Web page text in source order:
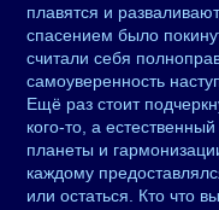
плавятся и
спасением было
считали себя
самоуверенность
Ещё раз стоит
кого-то, а
планеты и
каждому
или остаться. Кто что